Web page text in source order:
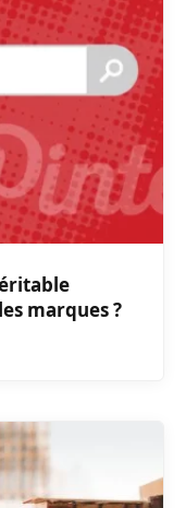
marques ?